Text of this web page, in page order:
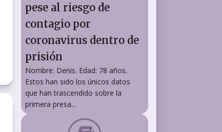
pese al riesgo de
contagio por
coronavirus dentro de
prisión
Nombre: Denis. Edad: 78 años.
Estos han sido los únicos datos
que han trascendido sobre la
primera presa...